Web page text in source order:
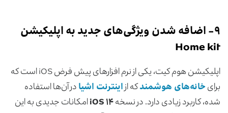
۹- اضافه شدن ویژگی‌های جدید به اپلیکیشن
Home kit
اپلیکیشن هوم کیت، یکی از نرم افزارهای پیش فرض iOS است که
برایخانه‌های هوشمندکه ازاینترنت اشیا در آن‌ها استفاده
شده، کاربرد زیادی دارد. در نسخهiOS ۱۴امکانات جدیدی به این